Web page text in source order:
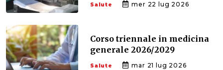
Salute mer 22 lug 2026
Corso triennale in medicina
generale 2026/2029
Salute mar 21 lug 2026